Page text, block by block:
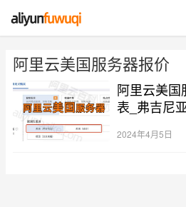
阿里云美国服务器报价
阿里云美
表_弗吉尼
2024年4月5日